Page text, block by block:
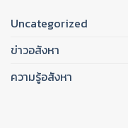
Uncategorized
ข่าวอสังหา
ความรู้อสังหา